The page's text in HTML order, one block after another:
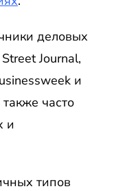
деловых
Journal,
и
часто
и
типов